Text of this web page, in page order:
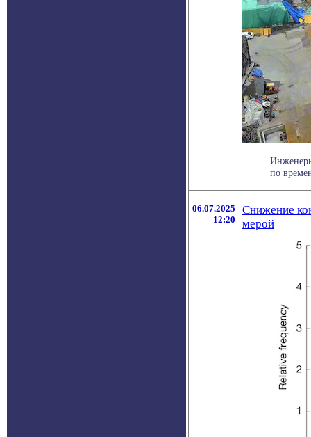
по
06.07.2025
12:20
Снижение
мерой